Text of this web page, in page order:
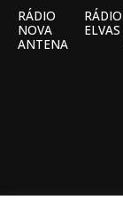
RÁDIO
NOVA
ANTENA
RÁDIO
ELVAS